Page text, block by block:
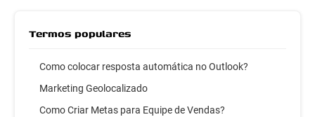
Termos populares
Como colocar resposta automática no Outlook?
Marketing Geolocalizado
Como Criar Metas para Equipe de Vendas?